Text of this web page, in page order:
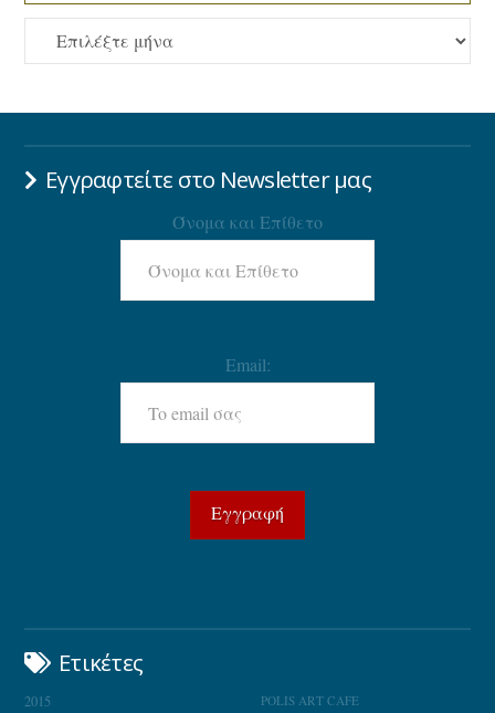
ΑΡΧΕΙΟ
Εγγραφτείτε στο Newsletter μας
Όνομα και Επίθετο
Email:
Ετικέτες
2015 POLIS ART CAFE